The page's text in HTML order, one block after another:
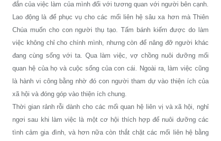
đắn của việc làm của mình đối với tương quan với người bên cạnh.
Lao động là để phục vụ cho các mối liên hệ sâu xa hơn mà Thiên
Chúa muốn cho con người thụ tạo. Tấm bánh kiếm được do làm
việc không chỉ cho chính mình, nhưng còn để nâng đỡ người khác
đang cùng sống với ta. Qua làm việc, vợ chồng nuôi dưỡng mối
quan hệ của họ và cuộc sống của con cái. Ngoài ra, làm việc cũng
là hành vi công bằng nhờ đó con người tham dự vào thiện ích của
xã hội và đóng góp vào thiện ích chung.
Thời gian rảnh rỗi dành cho các mối quan hệ liên vị và xã hội, nghỉ
ngơi sau khi làm việc là một cơ hội thích hợp để nuôi dưỡng các
tình cảm gia đình, và hơn nữa còn thắt chặt các mối liên hệ bằng